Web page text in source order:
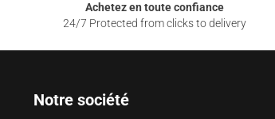
Achetez en toute confiance
24/7 Protected from clicks to delivery
Notre société